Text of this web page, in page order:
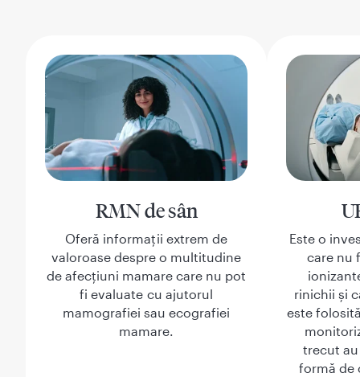
RMN de sân
Oferă informații extrem de
valoroase despre o multitudine
de afecțiuni mamare care nu pot
fi evaluate cu ajutorul
mamografiei sau ecografiei
mamare.
Este o
care nu
rinichii și
este
trecut
formă de